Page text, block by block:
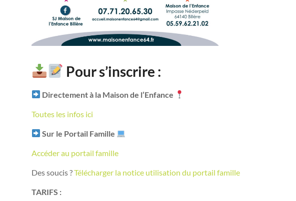
Pour s’inscrire :
Directement à la Maison de l’Enfance
Toutes les infos ici
Sur le Portail Famille
Accéder au portail famille
Des soucis ?Télécharger la notice utilisation du portail famille
TARIFS :